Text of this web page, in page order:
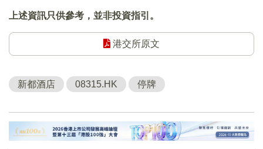
上述資訊只供參考，並非投資指引。
港交所原文
新都酒店 08315.HK 停牌